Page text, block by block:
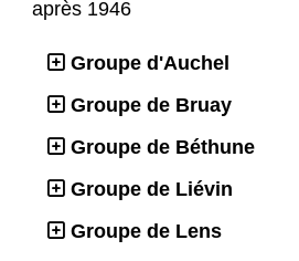
après 1946
Groupe d'Auchel
Groupe de Bruay
Groupe de Béthune
Groupe de Liévin
Groupe de Lens